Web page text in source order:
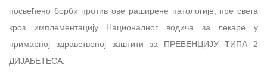
посвећено борби против ове раширене патологије, пре свега
кроз имплементацију Националног водича за лекаре у
примарној здравственој заштити за ПРЕВЕНЦИЈУ ТИПА 2
ДИЈАБЕТЕСА.